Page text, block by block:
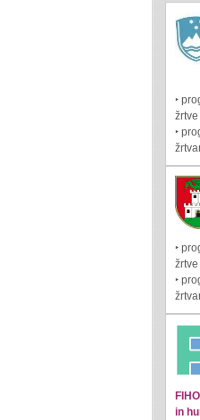
‣
‣
‣
‣
in